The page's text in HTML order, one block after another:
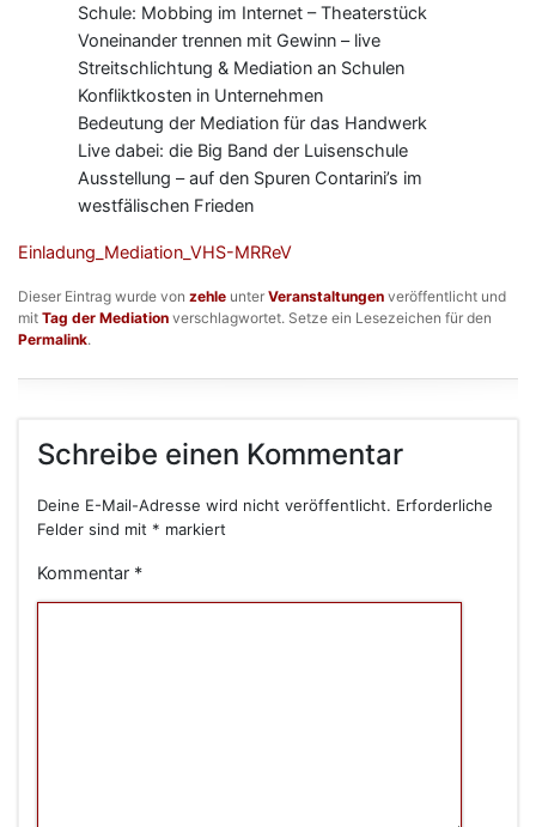
Schule: Mobbing im Internet – Theaterstück
Voneinander trennen mit Gewinn – live
Streitschlichtung & Mediation an Schulen
Konfliktkosten in Unternehmen
Bedeutung der Mediation für das Handwerk
Live dabei: die Big Band der Luisenschule
Ausstellung – auf den Spuren Contarini’s im
westfälischen Frieden
Einladung_Mediation_VHS-MRReV
Dieser Eintrag wurde von zehle unter Veranstaltungen veröffentlicht und
mit Tag der Mediation verschlagwortet. Setze ein Lesezeichen für den
Permalink.
Schreibe einen Kommentar
Deine E-Mail-Adresse wird nicht veröffentlicht. Erforderliche
Felder sind mit * markiert
Kommentar *